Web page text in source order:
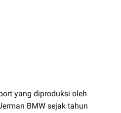
yang diproduksi oleh
BMW sejak tahun